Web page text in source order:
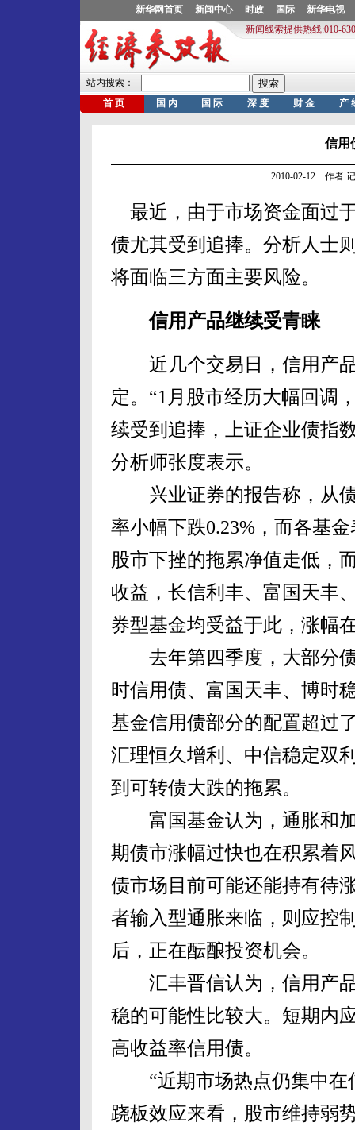
信用
2010-02-12 作者:
最近，由于市场资金面过
债尤其受到追捧。分析人士
将面临三方面主要风险。
信用产品继续受青睐
近几个交易日，信用产品
定。“1月股市经历大幅回调
续受到追捧，上证企业债指
分析师张度表示。
兴业证券的报告称，从债
率小幅下跌0.23%，而各基
股市下挫的拖累净值走低，
收益，长信利丰、富国天丰
券型基金均受益于此，涨幅
去年第四季度，大部分债
时信用债、富国天丰、博时
基金信用债部分的配置超过
汇理恒久增利、中信稳定双
到可转债大跌的拖累。
富国基金认为，通胀和加
期债市涨幅过快也在积累着
债市场目前可能还能持有待
者输入型通胀来临，则应控
后，正在酝酿投资机会。
汇丰晋信认为，信用产品
稳的可能性比较大。短期内
高收益率信用债。
“近期市场热点仍集中在
跷板效应来看，股市维持弱